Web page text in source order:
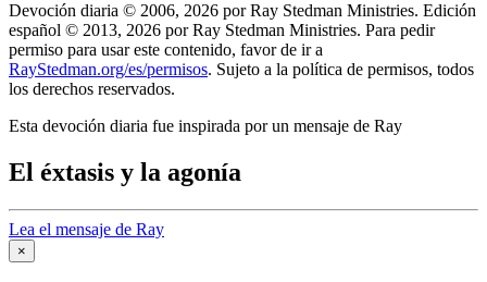
Devoción diaria © 2006, 2026 por Ray Stedman Ministries. Edición
español © 2013, 2026 por Ray Stedman Ministries. Para pedir
permiso para usar este contenido, favor de ir a
RayStedman.org/es/permisos. Sujeto a la política de permisos, todos
los derechos reservados.
Esta devoción diaria fue inspirada por un mensaje de Ray
El éxtasis y la agonía
Lea el mensaje de Ray
×